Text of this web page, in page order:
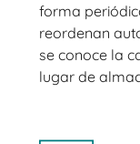
forma
reordenan
se conoce la
lugar de